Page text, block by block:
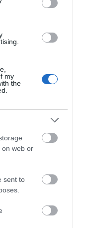
my
the
on web or
sent to